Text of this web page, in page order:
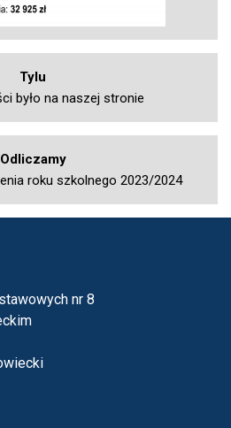
Tylu
było na naszej stronie
Odliczamy
roku szkolnego 2023/2024
nr 8